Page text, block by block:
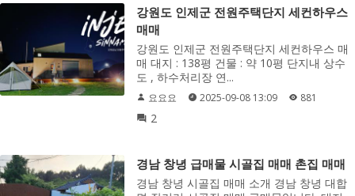
강원도 인제군 전원주택단지 세컨하우스
매매
강원도 인제군 전원주택단지 세컨하우스 매
매 대지 : 138평 건물 : 약 10평 단지내 상수
도 , 하수처리장 연...
요요요 2025-09-08 13:09 881
2
경남 창녕 급매물 시골집 매매 촌집 매매
경남 창녕 시골집 매매 소개 경남 창녕 대합